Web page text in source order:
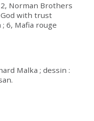
2, Norman Brothers
God with trust
6, Mafia rouge
Malka ; dessin :